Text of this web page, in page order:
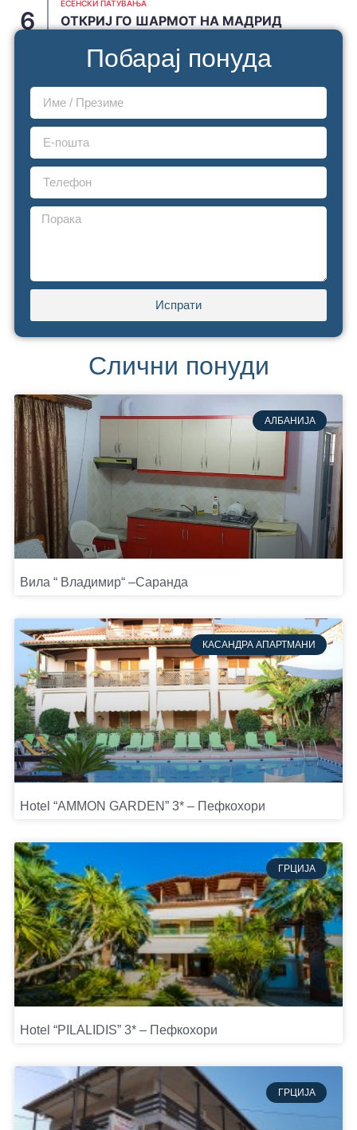
ЕСЕНСКИ ПАТУВАЊА
ОТКРИЈ ГО ШАРМОТ НА МАДРИД
Побарај понуда
Испрати
Слични понуди
АЛБАНИЈА
Вила “ Владимир“ –Саранда
КАСАНДРА АПАРТМАНИ
Hotel “AMMON GARDEN” 3* – Пефкохори
ГРЦИЈА
Hotel “PILALIDIS” 3* – Пефкохори
ГРЦИЈА